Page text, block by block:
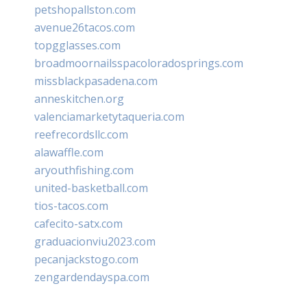
petshopallston.com
avenue26tacos.com
topgglasses.com
broadmoornailsspacoloradosprings.com
missblackpasadena.com
anneskitchen.org
valenciamarketytaqueria.com
reefrecordsllc.com
alawaffle.com
aryouthfishing.com
united-basketball.com
tios-tacos.com
cafecito-satx.com
graduacionviu2023.com
pecanjackstogo.com
zengardendayspa.com